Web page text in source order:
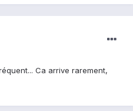
Ca arrive rarement,